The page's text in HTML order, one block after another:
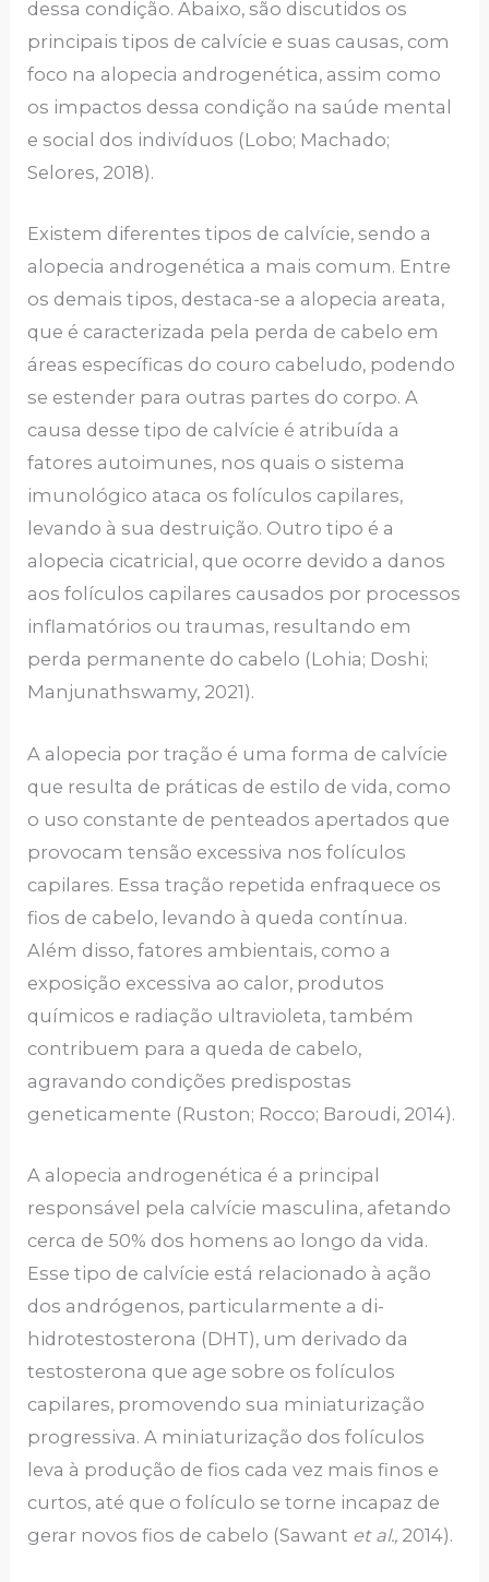
dessa condição. Abaixo, são discutidos os
principais tipos de calvície e suas causas, com
foco na alopecia androgenética, assim como
os impactos dessa condição na saúde mental
e social dos indivíduos (Lobo; Machado;
Selores, 2018).
Existem diferentes tipos de calvície, sendo a
alopecia androgenética a mais comum. Entre
os demais tipos, destaca-se a alopecia areata,
que é caracterizada pela perda de cabelo em
áreas específicas do couro cabeludo, podendo
se estender para outras partes do corpo. A
causa desse tipo de calvície é atribuída a
fatores autoimunes, nos quais o sistema
imunológico ataca os folículos capilares,
levando à sua destruição. Outro tipo é a
alopecia cicatricial, que ocorre devido a danos
aos folículos capilares causados por processos
inflamatórios ou traumas, resultando em
perda permanente do cabelo (Lohia; Doshi;
Manjunathswamy, 2021).
A alopecia por tração é uma forma de calvície
que resulta de práticas de estilo de vida, como
o uso constante de penteados apertados que
provocam tensão excessiva nos folículos
capilares. Essa tração repetida enfraquece os
fios de cabelo, levando à queda contínua.
Além disso, fatores ambientais, como a
exposição excessiva ao calor, produtos
químicos e radiação ultravioleta, também
contribuem para a queda de cabelo,
agravando condições predispostas
geneticamente (Ruston; Rocco; Baroudi, 2014).
A alopecia androgenética é a principal
responsável pela calvície masculina, afetando
cerca de 50% dos homens ao longo da vida.
Esse tipo de calvície está relacionado à ação
dos andrógenos, particularmente a di-
hidrotestosterona (DHT), um derivado da
testosterona que age sobre os folículos
capilares, promovendo sua miniaturização
progressiva. A miniaturização dos folículos
leva à produção de fios cada vez mais finos e
curtos, até que o folículo se torne incapaz de
gerar novos fios de cabelo (Sawant et al., 2014).